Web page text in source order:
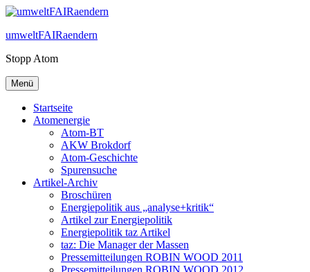
Zum
springen
umweltFAIRaendern
Stopp Atom
Menü
Startseite
Atomenergie
Atom-BT
AKW Brokdorf
Atom-Geschichte
Spurensuche
Artikel-Archiv
Broschüren
Energiepolitik aus „analyse+kritik“
Artikel zur Energiepolitik
Energiepolitik taz Artikel
taz: Die Manager der Massen
Pressemitteilungen ROBIN WOOD 2011
Pressemitteilungen ROBIN WOOD 2012